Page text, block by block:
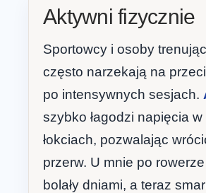
Aktywni fizycznie
Sportowcy i osoby
często narzekają na
po intensywnych sesjach.
szybko łagodzi napięcia
łokciach, pozwalając
przerw. U mnie po
bolały dniami, a teraz